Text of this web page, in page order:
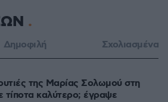
Δημοφιλή Σχολιασμένα
της Μαρίας Σολωμού στη
καλύτερο; έγραψε